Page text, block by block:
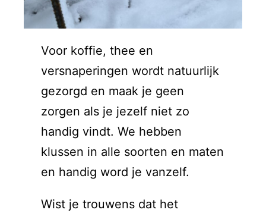
Voor koffie, thee en
versnaperingen wordt natuurlijk
gezorgd en maak je geen
zorgen als je jezelf niet zo
handig vindt. We hebben
klussen in alle soorten en maten
en handig word je vanzelf.
Wist je trouwens dat het